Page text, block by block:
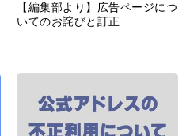
【編集部より】広告ページにつ
いてのお詫びと訂正